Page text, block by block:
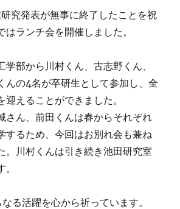
究発表が無事に終了したことを祝
はランチ会を開催しました。
学部から川村くん、古志野くん、
んの4名が卒研生として参加し、全
迎えることができました。
さん、前田くんは春からそれぞれ
するため、今回はお別れ会も兼ね
。川村くんは引き続き池田研究室
る活躍を心から祈っています。